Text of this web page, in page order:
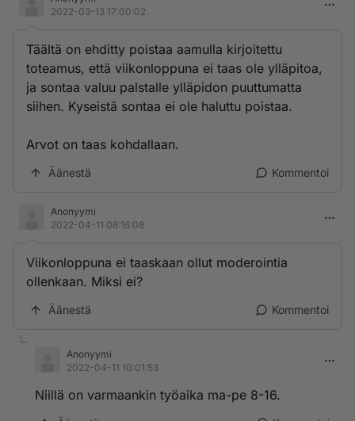
2022-03-13 17:00:02
Täältä on ehditty poistaa aamulla kirjoitettu
toteamus, että viikonloppuna ei taas ole ylläpitoa,
ja sontaa valuu palstalle ylläpidon puuttumatta
siihen. Kyseistä sontaa ei ole haluttu poistaa.
Arvot on taas kohdallaan.
Äänestä Kommentoi
Anonyymi
2022-04-11 08:16:08
Viikonloppuna ei taaskaan ollut moderointia
ollenkaan. Miksi ei?
Äänestä Kommentoi
Anonyymi
2022-04-11 10:01:53
Niillä on varmaankin työaika ma-pe 8-16.